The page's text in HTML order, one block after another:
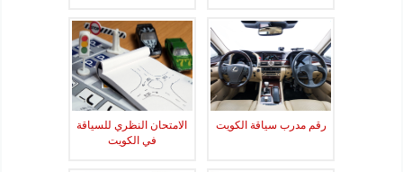
رقم مدرب سياقة الكويت
الامتحان النظري للسياقة
في الكويت